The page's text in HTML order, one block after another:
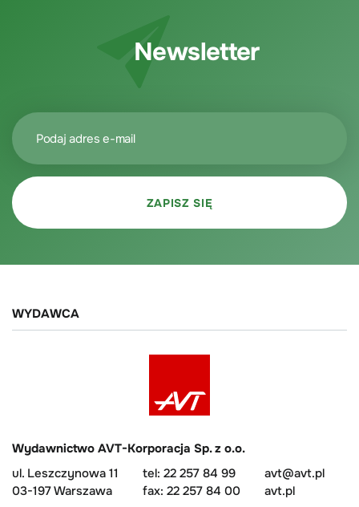
Newsletter
WYDAWCA
Wydawnictwo AVT-Korporacja Sp. z o.o.
ul. Leszczynowa 11
03-197 Warszawa
tel: 22 257 84 99
fax: 22 257 84 00
avt@avt.pl
avt.pl